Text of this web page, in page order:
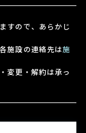
すので、あらかじ
施設の連絡先は施
変更・解約は承っ